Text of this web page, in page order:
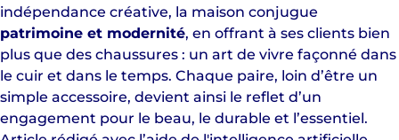
indépendance créative, la maison conjugue
patrimoine et modernité, en offrant à ses clients bien
plus que des chaussures : un art de vivre façonné dans
le cuir et dans le temps. Chaque paire, loin d’être un
simple accessoire, devient ainsi le reflet d’un
engagement pour le beau, le durable et l’essentiel.